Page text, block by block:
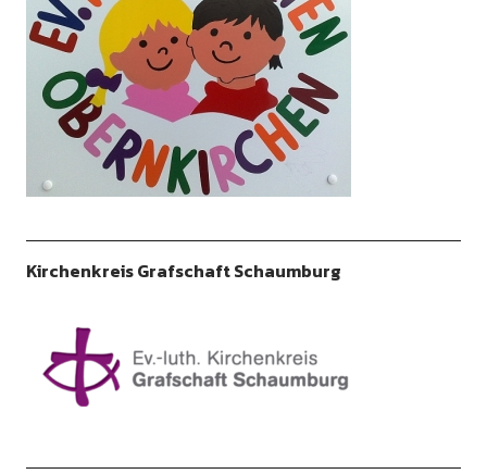
Kirchenkreis Grafschaft Schaumburg